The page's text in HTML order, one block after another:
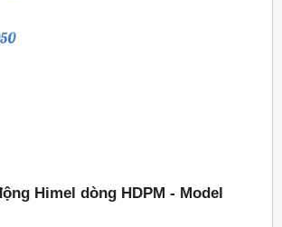
Himel dòng HDPM - Model